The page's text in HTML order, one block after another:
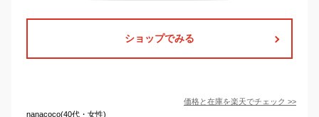
ショップでみる
価格と在庫を楽天でチェック >>
nanacoco(40代・女性)